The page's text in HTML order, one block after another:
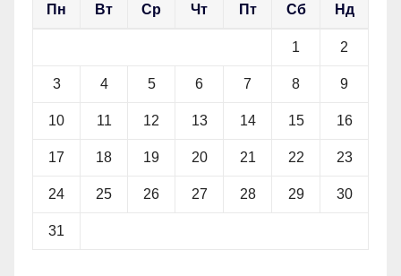
Пн Вт Ср Чт Пт Сб Нд
1 2
3 4 5 6 7 8 9
10 11 12 13 14 15 16
17 18 19 20 21 22 23
24 25 26 27 28 29 30
31